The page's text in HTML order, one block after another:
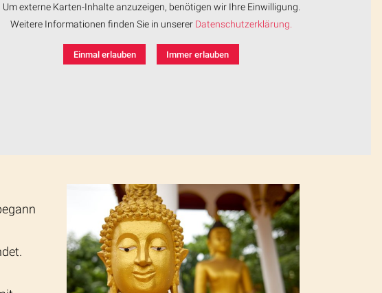
Um externe Karten-Inhalte anzuzeigen, benötigen wir Ihre Einwilligung.
Weitere Informationen finden Sie in unserer Datenschutzerklärung.
Einmal erlauben Immer erlauben